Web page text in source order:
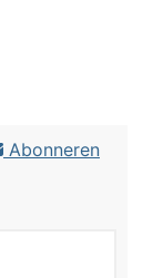
Abonneren